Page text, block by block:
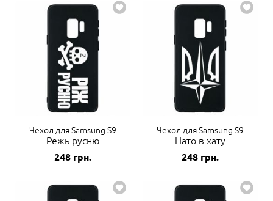
Чехол для Samsung S9
Режь русню
248 грн.
Чехол для Samsung S9
Нато в хату
248 грн.